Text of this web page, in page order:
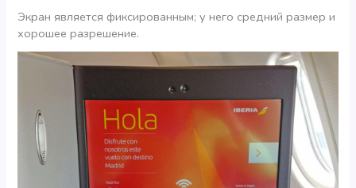
Экран является фиксированным; у него средний размер и
хорошее разрешение.